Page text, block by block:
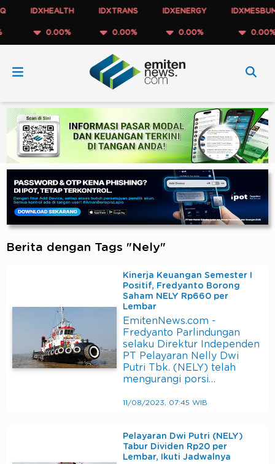
IDXHEALTH
0.00%
IDXTRANS
0.00%
IDXENERGY
0.00%
IDXMESBUMN
0.00%
Berita dengan Tags "Nely"
Kinerja Keuangan Semester I
Positif, Fredyanto Borong
Saham NELY Rp660 per
Lembar
EmitenNews.com -
Fredyanto Parlindungan
selaku Direktur Independen
PT Pelayaran Nelly Dwi
Putri Tbk. (NELY) telah
mengurangi porsi…
11/08/2023, 07:45 WIB
Pelayaran Dwi Putri (NELY)
Tabur Dividen Rp20 per
Lembar, Ikuti Jadwalnya